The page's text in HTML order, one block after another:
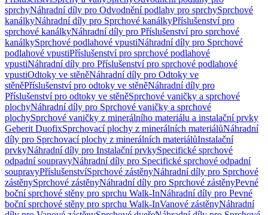
sprchyNáhradní díly pro Odvodnění podlahy pro sprchySprchové
kanálkyNáhradní díly pro Sprchové kanálkyPříslušenství pro
sprchové kanálkyNáhradní díly pro Příslušenství pro sprchové
kanálkySprchové podlahové vpustiNáhradní díly pro Sprchové
podlahové vpustiPříslušenství pro sprchové podlahové
vpustiNáhradní díly pro Příslušenství pro sprchové podlahové
vpustiOdtoky ve stěněNáhradní díly pro Odtoky ve
stěněPříslušenství pro odtoky ve stěněNáhradní díly pro
Příslušenství pro odtoky ve stěněSprchové vaničky a sprchové
plochyNáhradní díly pro Sprchové vaničky a sprchové
plochySprchové vaničky z minerálního materiálu a instalační prvky
Geberit DuofixSprchovací plochy z minerálních materiálůNáhradní
díly pro Sprchovací plochy z minerálních materiálůInstalační
prvkyNáhradní díly pro Instalační prvkySpecifické sprchové
odpadní soupravyNáhradní díly pro Specifické sprchové odpadní
soupravyPříslušenstvíSprchové zástěnyNáhradní díly pro Sprchové
zástěnySprchové zástěnyNáhradní díly pro Sprchové zástěnyPevné
boční sprchové stěny pro sprchu Walk-InNáhradní díly pro Pevné
boční sprchové stěny pro sprchu Walk-InVanové zástěnyNáhradní